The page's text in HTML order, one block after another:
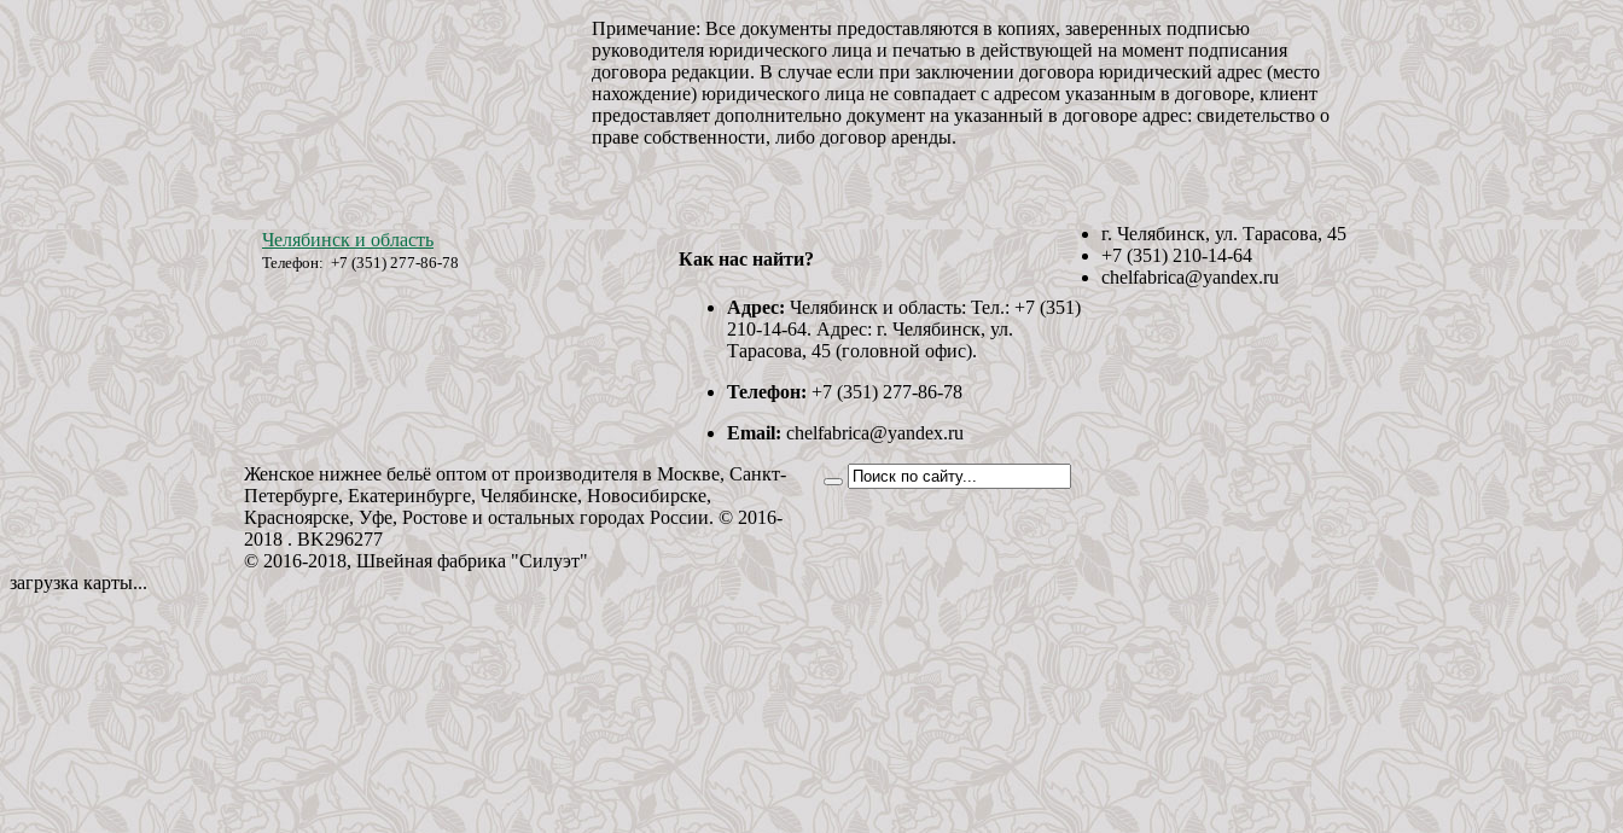
Примечание: Все документы предоставляются в копиях, заверенных подписью
руководителя юридического лица и печатью в действующей на момент подписания
договора редакции. В случае если при заключении договора юридический адрес (место
нахождение) юридического лица не совпадает с адресом указанным в договоре, клиент
предоставляет дополнительно документ на указанный в договоре адрес: свидетельство о
праве собственности, либо договор аренды.
Челябинск и область
Телефон: +7 (351) 277-86-78 Как нас найти?
Адрес:Челябинск и область: Тел.: +7 (351)
210-14-64. Адрес: г. Челябинск, ул.
Тарасова, 45 (головной офис).
Телефон: +7 (351) 277-86-78
Email: chelfabrica@yandex.ru
г. Челябинск, ул. Тарасова, 45
+7 (351) 210-14-64
chelfabrica@yandex.ru
Женское нижнее бельё оптом от производителя в Москве, Санкт-
Петербурге, Екатеринбурге, Челябинске, Новосибирске,
Красноярске, Уфе, Ростове и остальных городах России. © 2016-
2018 . BK296277
© 2016-2018, Швейная фабрика "Силуэт"
загрузка карты...